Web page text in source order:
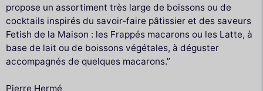
propose un assortiment très large de boissons ou de
cocktails inspirés du savoir-faire pâtissier et des saveurs
Fetish de la Maison : les Frappés macarons ou les Latte, à
base de lait ou de boissons végétales, à déguster
accompagnés de quelques macarons.”
Pierre Hermé